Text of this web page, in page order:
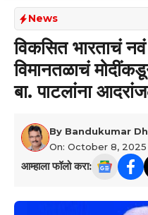
News
विकसित भारताचं
विमानतळाचं
बा. पाटलांना
By Bandukumar
On: October 8, 2025
आम्हाला फॉलो करा: